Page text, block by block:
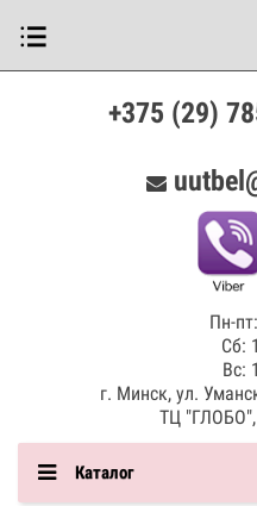
+375 (29)
Пн-
Сб:
Вс:
г. Минск, ул.
ТЦ "ГЛОБО",
Каталог